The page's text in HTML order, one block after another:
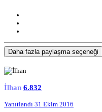
Daha fazla paylaşma seçeneği
İlhan 6.832
Yanıtlandı 31 Ekim 2016